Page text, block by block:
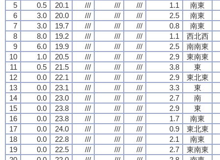
5
0.5 20.1 /// /// /// 1.1
南東
6
3.0 20.0 /// /// /// 2.5
南東
7
3.0 19.7 /// /// /// 0.8
南東
8
8.0 19.2 /// /// /// 1.1
西北西
9
6.0 19.9 /// /// /// 2.5
南南東
10
1.0 20.5 /// /// /// 2.9
東南東
11
0.5 21.5 /// /// /// 3.8
東
12
0.0 22.1 /// /// /// 2.9
東北東
13
0.0 23.1 /// /// /// 3.3
東
14
0.0 23.0 /// /// /// 2.7
南
15
0.0 23.8 /// /// /// 2.9
東
16
0.0 23.8 /// /// /// 1.7
南東
17
0.0 24.0 /// /// /// 0.9
東北東
18
0.0 22.8 /// /// /// 2.1
南東
19
0.0 22.5 /// /// /// 2.7
東南東